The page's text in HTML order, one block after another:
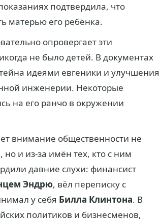
подтвердила, что
матерью его ребёнка.
опровергает эти
не было детей. В документах
идеями евгеники и улучшения
инженерии. Некоторые
на его ранчо в окружении
внимание общественности не
и из-за имён тех, кто с ним
давние слухи: финансист
Эндрю, вёл переписку с
у себя Билла Клинтона. В
политиков и бизнесменов,